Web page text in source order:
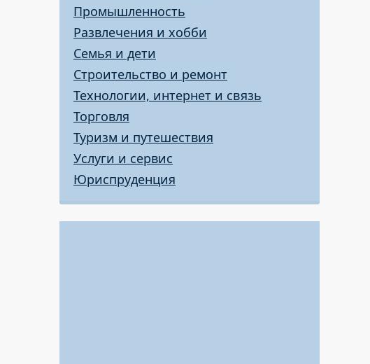
Промышленность
Развлечения и хобби
Семья и дети
Строительство и ремонт
Технологии, интернет и связь
Торговля
Туризм и путешествия
Услуги и сервис
Юриспруденция